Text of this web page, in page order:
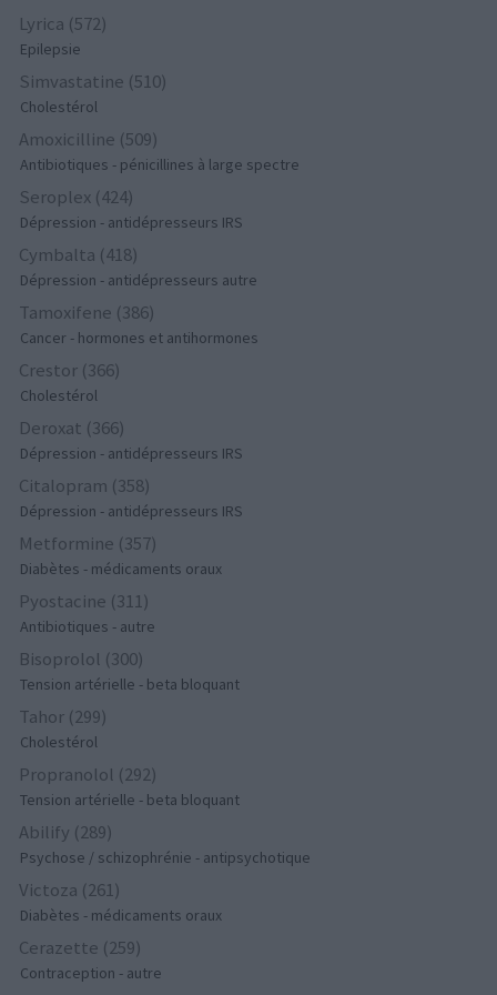
Lyrica (572)
Epilepsie
Simvastatine (510)
Cholestérol
Amoxicilline (509)
Antibiotiques - pénicillines à large spectre
Seroplex (424)
Dépression - antidépresseurs IRS
Cymbalta (418)
Dépression - antidépresseurs autre
Tamoxifene (386)
Cancer - hormones et antihormones
Crestor (366)
Cholestérol
Deroxat (366)
Dépression - antidépresseurs IRS
Citalopram (358)
Dépression - antidépresseurs IRS
Metformine (357)
Diabètes - médicaments oraux
Pyostacine (311)
Antibiotiques - autre
Bisoprolol (300)
Tension artérielle - beta bloquant
Tahor (299)
Cholestérol
Propranolol (292)
Tension artérielle - beta bloquant
Abilify (289)
Psychose / schizophrénie - antipsychotique
Victoza (261)
Diabètes - médicaments oraux
Cerazette (259)
Contraception - autre